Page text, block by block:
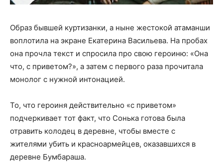
Образ бывшей куртизанки, а ныне жестокой атаманши
воплотила на экране Екатерина Васильева. На пробах
она прочла текст и спросила про свою героиню: «Она
что, с приветом?», а затем с первого раза прочитала
монолог с нужной интонацией.
То, что героиня действительно «с приветом»
подчеркивает тот факт, что Сонька готова была
отравить колодец в деревне, чтобы вместе с
жителями убить и красноармейцев, оказавшихся в
деревне Бумбараша.